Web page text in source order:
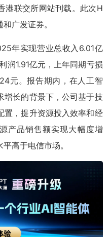
港联交所网站刊载。此次H
广发证券。
年实现营业总收入6.01亿
润1.91亿元，上年同期亏损
元。报告期内，在人工智
增长的背景下，公司基于技
置，提升资源投入效率和经
产品销售额实现大幅度增
高于电信市场。